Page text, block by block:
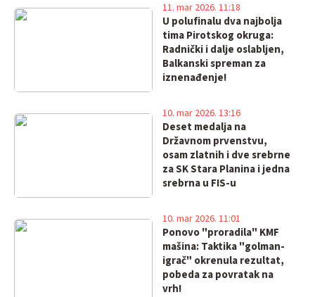
U polufinalu dva najbolja
tima Pirotskog okruga:
Radnički i dalje oslabljen,
Balkanski spreman za
iznenađenje!
11. mar 2026. 11:18
Deset medalja na
Državnom prvenstvu,
osam zlatnih i dve srebrne
za SK Stara Planina i jedna
srebrna u FIS-u
10. mar 2026. 13:16
Ponovo "proradila" KMF
mašina: Taktika "golman-
igrač" okrenula rezultat,
pobeda za povratak na
vrh!
10. mar 2026. 11:01